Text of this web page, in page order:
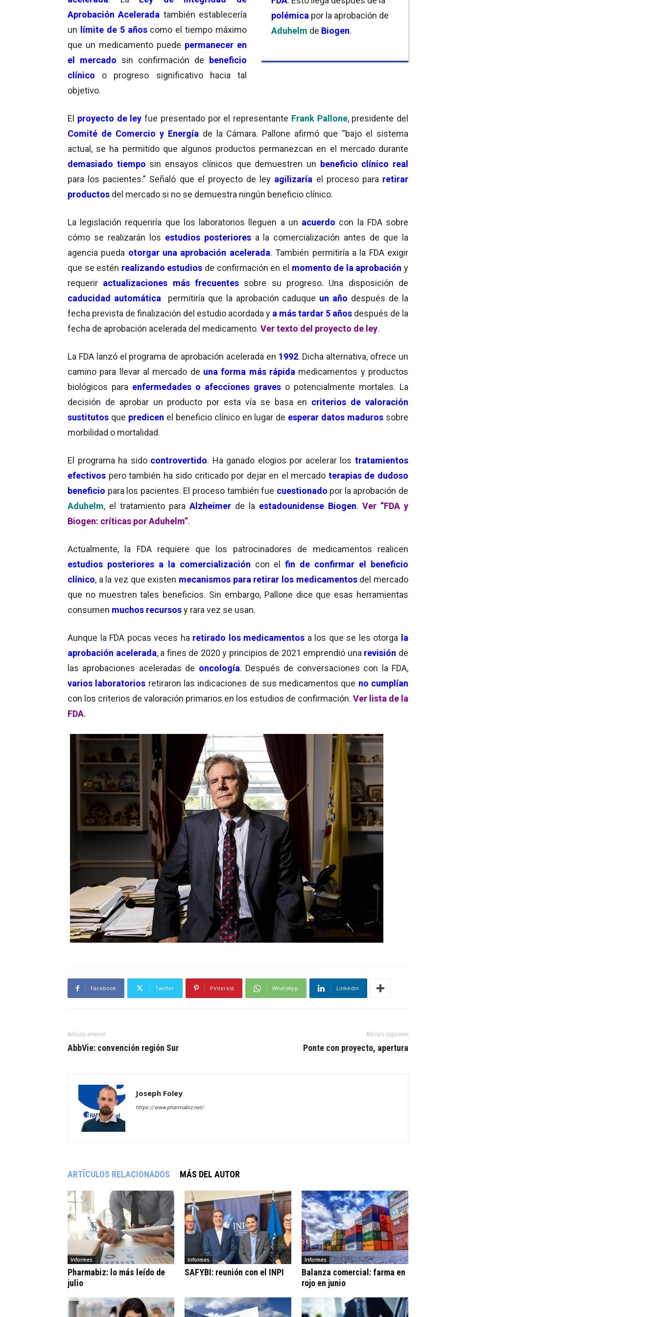
polémica por la aprobación de
Aduhelm de Biogen.
Aprobación Acelerada también establecería
un límite de 5 añoscomo el tiempo máximo
que un medicamento puede permanecer en
el mercado sin confirmación de beneficio
clínico o progreso significativo hacia tal
objetivo.
El proyecto de ley fue presentado por el representante Frank Pallone, presidente del
Comité de Comercio y Energía de la Cámara. Pallone afirmó que “bajo el sistema
actual, se ha permitido que algunos productos permanezcan en el mercado durante
demasiado tiempo sin ensayos clínicos que demuestren un beneficio clínico real
para los pacientes.” Señaló que el proyecto de ley agilizaría el proceso para retirar
productos del mercado si no se demuestra ningún beneficio clínico.
La legislación requeriría que los laboratorios lleguen a un acuerdo con la FDA sobre
cómo se realizarán los estudios posteriores a la comercialización antes de que la
agencia pueda otorgar una aprobación acelerada. También permitiría a la FDA exigir
que se estén realizando estudios de confirmación en el momento de la aprobación y
requerir actualizaciones más frecuentes sobre su progreso. Una disposición de
caducidad automática
permitiría que la aprobación caduque un año después de la
fecha prevista de finalización del estudio acordada y a más tardar 5 años después de la
fecha de aprobación acelerada del medicamento. Ver texto del proyecto de ley.
La FDA lanzó el programa de aprobación acelerada en 1992. Dicha alternativa, ofrece un
camino para llevar al mercado de una forma más rápida medicamentos y productos
biológicos para enfermedades o afecciones graves o potencialmente mortales. La
decisión de aprobar un producto por esta vía se basa en criterios de valoración
sustitutos que predicen el beneficio clínico en lugar de esperar datos maduros sobre
morbilidad o mortalidad.
El programa ha sido controvertido. Ha ganado elogios por acelerar los tratamientos
efectivos pero también ha sido criticado por dejar en el mercado terapias de dudoso
beneficio para los pacientes. El proceso también fue cuestionado por la aprobación de
Aduhelm, el tratamiento para Alzheimer de la estadounidense Biogen. Ver “FDA y
Biogen: críticas por Aduhelm”.
Actualmente, la FDA requiere que los patrocinadores de medicamentos realicen
estudios posteriores a la comercialización con elfin de confirmar el beneficio
clínico, a la vez que existen mecanismos para retirar los medicamentosdel mercado
que no muestren tales beneficios. Sin embargo, Pallone dice que esas herramientas
consumen muchos recursosy rara vez se usan.
Aunque la FDA pocas veces ha retirado los medicamentos a los que se les otorga la
aprobación acelerada, a fines de 2020 y principios de 2021 emprendió una revisión de
las aprobaciones aceleradas de oncología. Después de conversaciones con la FDA,
varios laboratorios retiraron las indicaciones de sus medicamentos que no cumplían
con los criterios de valoración primarios en los estudios de confirmación. Ver lista de la
FDA.
Facebook Twitter Pinterest WhatsApp Linkedin
Artículo anterior
AbbVie: convención región Sur
Artículo siguiente
Ponte con proyecto, apertura
Joseph Foley
https://www.pharmabiz.net/
ARTÍCULOS RELACIONADOS MÁS DEL AUTOR
Informes
Pharmabiz: lo más leído de
julio
Informes
SAFYBI: reunión con el INPI
Informes
Balanza comercial: farma en
rojo en junio